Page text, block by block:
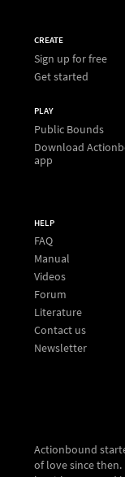
CREATE
Sign up for free
Get started
PLAY
Public Bounds
Download
app
HELP
FAQ
Manual
Videos
Forum
Literature
Contact us
Newsletter
Actionbound
of love since